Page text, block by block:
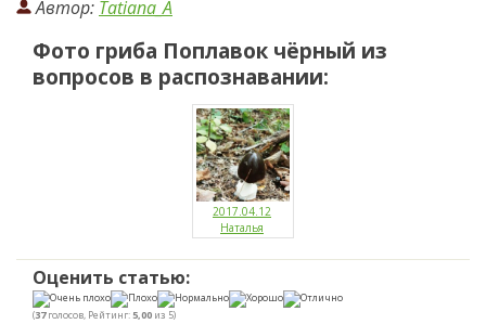
Автор: Tatiana_A
Фото гриба Поплавок чёрный из
вопросов в распознавании:
2017.04.12
Наталья
Оценить статью:
(37голосов, Рейтинг: 5,00 из 5)